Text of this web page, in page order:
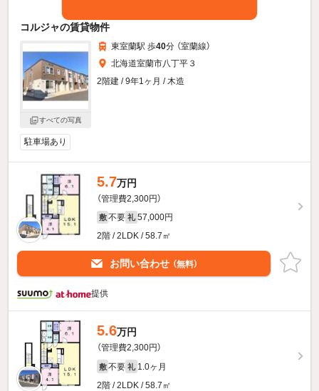
コルジャの賃貸物件
すべての写真
東室蘭駅 歩40分 （室蘭線）
北海道室蘭市八丁平３
2階建 / 9年1ヶ月 / 木造
駐車場あり
5.7万円
（管理費2,300円）
敷 不要 礼 57,000円
2階 / 2LDK / 58.7㎡
お問い合わせ （無料）
提供
5.6万円
（管理費2,300円）
敷 不要 礼 1.0ヶ月
2階 / 2LDK / 58.7㎡